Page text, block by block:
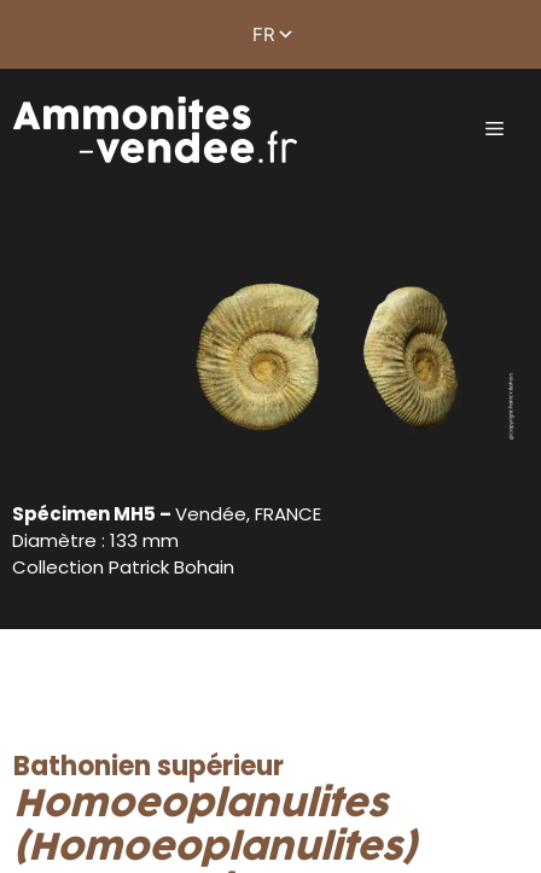
Spécimen MH5 –Vendée, FRANCE
Diamètre : 133 mm
Collection Patrick Bohain
Bathonien supérieur
Homoeoplanulites
(Homoeoplanulites)